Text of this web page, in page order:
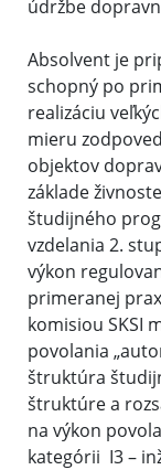
údržbe
Absolvent je
schopný po
realizáciu
mieru
objektov
základe
študijného
vzdelania 2.
výkon
primeranej
komisiou SKSI
povolania
štruktúra
štruktúre a
na výkon
kategórii I3 –